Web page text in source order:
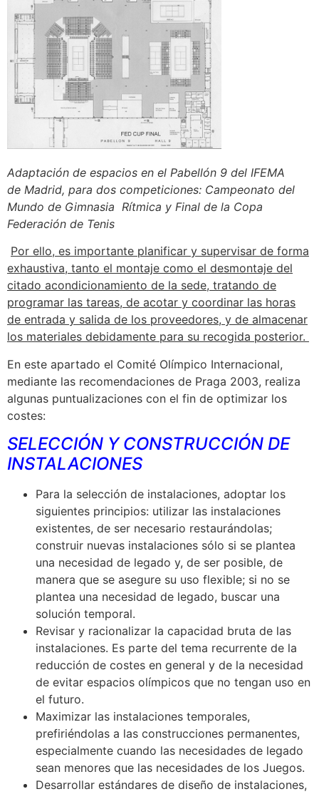
Adaptación de espacios en el Pabellón 9 del IFEMA
de Madrid, para dos competiciones: Campeonato del
Mundo de Gimnasia Rítmica y Final de la Copa
Federación de Tenis
Por ello, es importante planificar y supervisar de forma
exhaustiva, tanto el montaje como el desmontaje del
citado acondicionamiento de la sede, tratando de
programar las tareas, de acotar y coordinar las horas
de entrada y salida de los proveedores, y de almacenar
los materiales debidamente para su recogida posterior.
En este apartado el Comité Olímpico Internacional,
mediante las recomendaciones de Praga 2003, realiza
algunas puntualizaciones con el fin de optimizar los
costes:
SELECCIÓN Y CONSTRUCCIÓN DE
INSTALACIONES
Para la selección de instalaciones, adoptar los
siguientes principios: utilizar las instalaciones
existentes, de ser necesario restaurándolas;
construir nuevas instalaciones sólo si se plantea
una necesidad de legado y, de ser posible, de
manera que se asegure su uso flexible; si no se
plantea una necesidad de legado, buscar una
solución temporal.
Revisar y racionalizar la capacidad bruta de las
instalaciones. Es parte del tema recurrente de la
reducción de costes en general y de la necesidad
de evitar espacios olímpicos que no tengan uso en
el futuro.
Maximizar las instalaciones temporales,
prefiriéndolas a las construcciones permanentes,
especialmente cuando las necesidades de legado
sean menores que las necesidades de los Juegos.
Desarrollar estándares de diseño de instalaciones,